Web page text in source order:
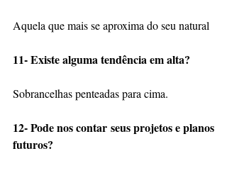
Aquela que mais se aproxima do seu natural
11- Existe alguma tendência em alta?
Sobrancelhas penteadas para cima.
12- Pode nos contar seus projetos e planos
futuros?